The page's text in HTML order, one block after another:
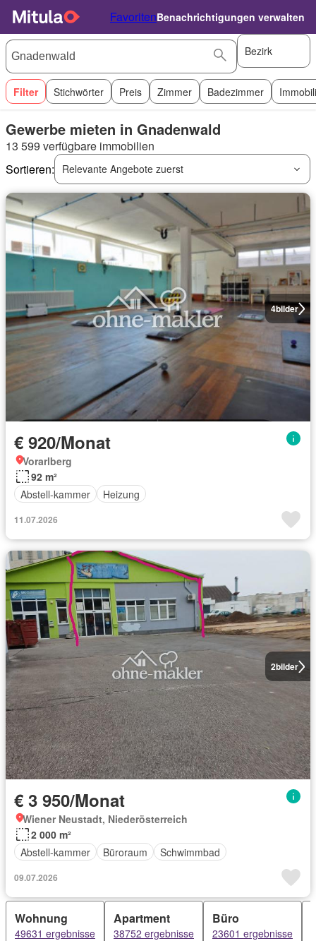
FavoritenBenachrichtigungen verwalten
Bezirk
Filter Stichwörter Preis Zimmer Badezimmer
Gewerbe mieten in Gnadenwald
13 599 verfügbare immobilien
Sortieren:
Relevante Angebote zuerst
4bilder
€ 920/Monat
Vorarlberg
92 m²
Abstell-kammer
Heizung
11.07.2026
2bilder
€ 3 950/Monat
Wiener Neustadt, Niederösterreich
2 000 m²
Abstell-kammer
Büroraum Schwimmbad
09.07.2026
Wohnung
49631 ergebnisse
Apartment
38752 ergebnisse
Büro
23601 ergebnisse